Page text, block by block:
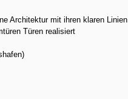
Architektur mit ihren klaren
Türen realisiert